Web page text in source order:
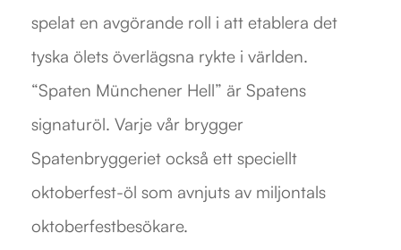
spelat en avgörande roll i att etablera det
tyska ölets överlägsna rykte i världen.
“Spaten Münchener Hell” är Spatens
signaturöl. Varje vår brygger
Spatenbryggeriet också ett speciellt
oktoberfest-öl som avnjuts av miljontals
oktoberfestbesökare.